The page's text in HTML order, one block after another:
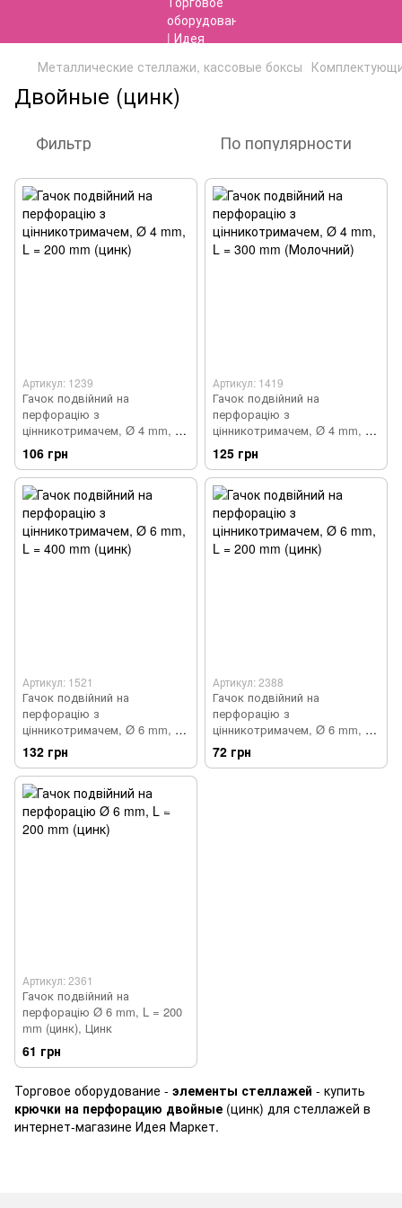
Металлические стеллажи, кассовые боксы
Двойные (цинк)
Фильтр По популярности
Артикул: 1239
Гачок подвійний на
перфорацію з
цінникотримачем, Ø 4 mm, L
= 200 mm (цинк), Цинк
106 грн
Артикул: 1419
Гачок подвійний на
перфорацію з
цінникотримачем, Ø 4 mm, L
= 300 mm (Молочний),
Бежевый
125 грн
Артикул: 1521
Гачок подвійний на
перфорацію з
цінникотримачем, Ø 6 mm, L
= 400 mm (цинк), Цинк
132 грн
Артикул: 2388
Гачок подвійний на
перфорацію з
цінникотримачем, Ø 6 mm, L
= 200 mm (цинк), Цинк
72 грн
Артикул: 2361
Гачок подвійний на
перфорацію Ø 6 mm, L = 200
mm (цинк), Цинк
61 грн
Торговое оборудование - элементы стеллажей - купить
крючки на перфорацию двойные (цинк) для стеллажей в
интернет-магазине Идея Маркет.